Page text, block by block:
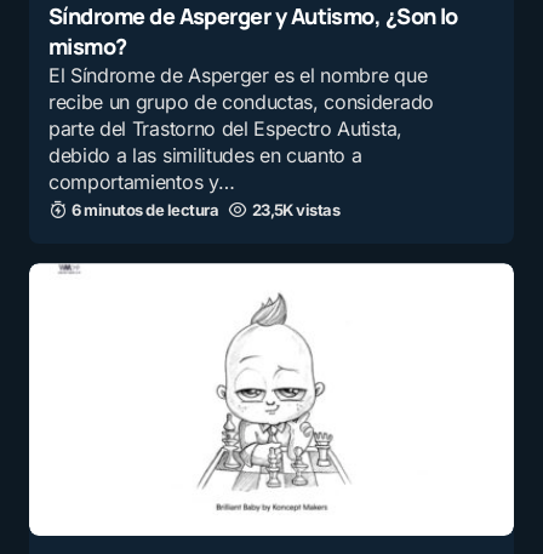
Síndrome de Asperger y Autismo, ¿Son lo
mismo?
El Síndrome de Asperger es el nombre que
recibe un grupo de conductas, considerado
parte del Trastorno del Espectro Autista,
debido a las similitudes en cuanto a
comportamientos y…
6 minutos de lectura 23,5K vistas